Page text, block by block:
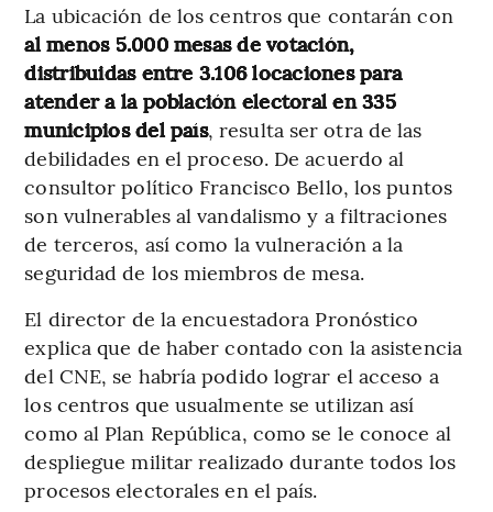
La ubicación de los centros que contarán con
al menos 5.000 mesas de votación,
distribuidas entre 3.106 locaciones para
atender a la población electoral en 335
municipios del país, resulta ser otra de las
debilidades en el proceso. De acuerdo al
consultor político Francisco Bello, los puntos
son vulnerables al vandalismo y a filtraciones
de terceros, así como la vulneración a la
seguridad de los miembros de mesa.
El director de la encuestadora Pronóstico
explica que de haber contado con la asistencia
del CNE, se habría podido lograr el acceso a
los centros que usualmente se utilizan así
como al Plan República, como se le conoce al
despliegue militar realizado durante todos los
procesos electorales en el país.